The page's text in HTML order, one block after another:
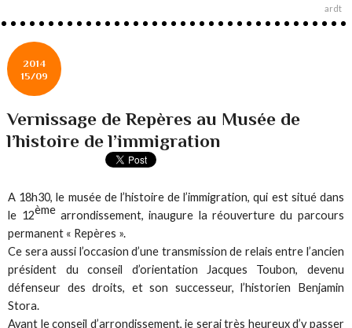
ardt
2014
15/09
Vernissage de Repères au Musée de
l’histoire de l’immigration
A 18h30, le musée de l’histoire de l’immigration, qui est situé dans
le 12èmearrondissement, inaugure la réouverture du parcours
permanent « Repères ».
Ce sera aussi l’occasion d’une transmission de relais entre l’ancien
président du conseil d’orientation Jacques Toubon, devenu
défenseur des droits, et son successeur, l’historien Benjamin
Stora.
Avant le conseil d’arrondissement, je serai très heureux d’y passer